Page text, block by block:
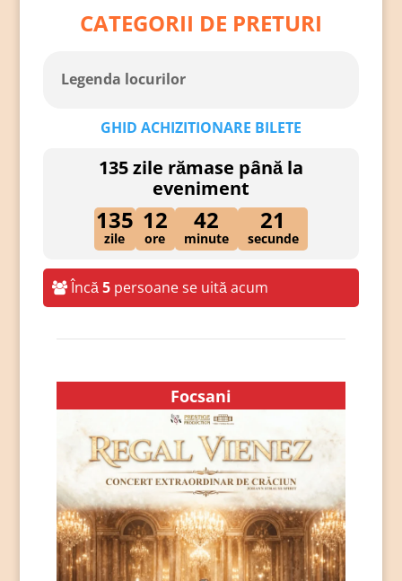
CATEGORII DE PRETURI
Legenda locurilor
GHID ACHIZITIONARE BILETE
135 zile rămase până la
eveniment
135
zile
12
ore
42
minute
20
secunde
Încă5persoane se uită acum
Focsani